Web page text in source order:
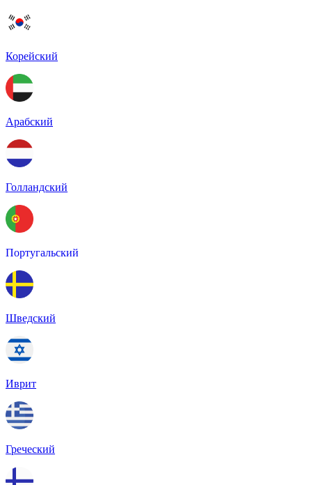
Корейский
Арабский
Голландский
Португальский
Шведский
Иврит
Греческий